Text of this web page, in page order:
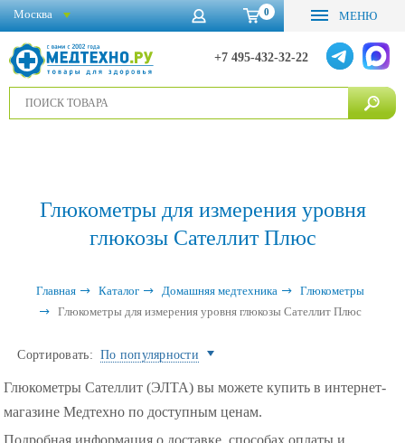
0 МЕНЮ
+7 495-432-32-22
Москва
Глюкометры для измерения уровня
глюкозы Сателлит Плюс
Главная Каталог Домашняя медтехника
Глюкометры
Глюкометры для измерения уровня глюкозы Сателлит Плюс
Сортировать: По популярности
Глюкометры Сателлит (ЭЛТА) вы можете купить в интернет-
магазине Медтехно по доступным ценам.
Подробная информация о доставке, способах оплаты и